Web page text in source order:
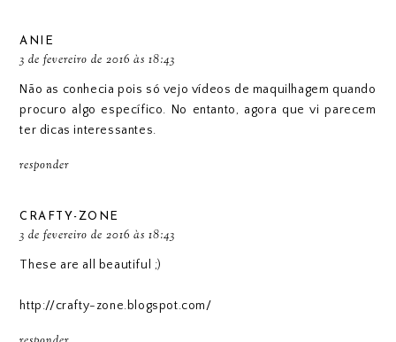
ANIE
3 de fevereiro de 2016 às 18:43
Não as conhecia pois só vejo vídeos de maquilhagem quando
procuro algo específico. No entanto, agora que vi parecem
ter dicas interessantes.
responder
CRAFTY-ZONE
3 de fevereiro de 2016 às 18:43
These are all beautiful ;)
http://crafty-zone.blogspot.com/